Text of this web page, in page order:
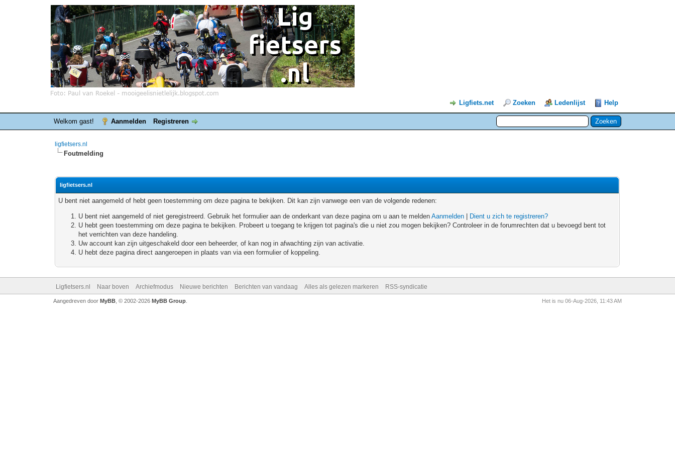
Ligfiets.net Zoeken Ledenlijst Help
Welkom gast! Aanmelden Registreren
ligfietsers.nl
Foutmelding
ligfietsers.nl
U bent niet aangemeld of hebt geen toestemming om deze pagina te bekijken. Dit kan zijn vanwege een van de volgende redenen:
U bent niet aangemeld of niet geregistreerd. Gebruik het formulier aan de onderkant van deze pagina om u aan te meldenAanmelden
Dient u zich te registreren?
U hebt geen toestemming om deze pagina te bekijken. Probeert u toegang te krijgen tot pagina's die u niet zou mogen bekijken? Controleer in de forumrechten dat u bevoegd bent tot
het verrichten van deze handeling.
Uw account kan zijn uitgeschakeld door een beheerder, of kan nog in afwachting zijn van activatie.
U hebt deze pagina direct aangeroepen in plaats van via een formulier of koppeling.
Ligfietsers.nl Naar boven Archiefmodus Nieuwe berichten Berichten van vandaag Alles als gelezen markeren RSS-syndicatie
Het is nu 06-Aug-2026, 11:43 AM
Aangedreven door MyBB, © 2002-2026 MyBB Group.